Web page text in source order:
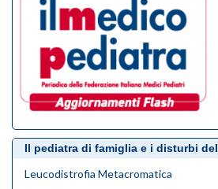
Il pediatra di famiglia e i disturbi
Leucodistrofia Metacromatica